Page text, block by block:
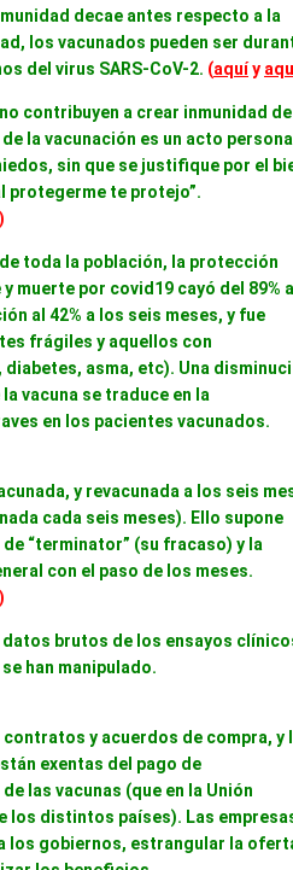
decae antes respecto a la
los vacunados pueden ser
del virus SARS-CoV-2. (aquíy
contribuyen a crear inmunidad de
la vacunación es un acto
sin que se justifique por el
protegerme te protejo”.
)
toda la población, la protección
muerte por covid19 cayó del 89% a
al 42% a los seis meses, y fue
frágiles y aquellos con
asma, etc). Una
vacuna se traduce en la
en los pacientes vacunados.
y revacunada a los seis
cada seis meses). Ello supone
“terminator” (su fracaso) y la
con el paso de los meses.
)
brutos de los ensayos
han manipulado.
y acuerdos de compra, y
exentas del pago de
las vacunas (que en la Unión
los distintos países). Las
los gobiernos, estrangular la